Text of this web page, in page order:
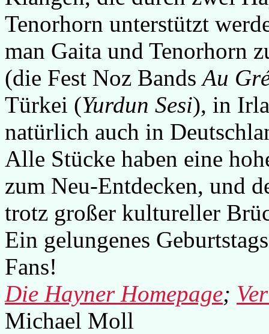
Tenorhorn unterstützt
man Gaita und Tenorhorn
(die Fest Noz BandsAu
Türkei (Yurdun Sesi), in
natürlich auch in
Alle Stücke haben eine
zum Neu-Entdecken, und
trotz großer kultureller
Ein gelungenes
Fans!
Die Hayner Homepage;
Michael Moll